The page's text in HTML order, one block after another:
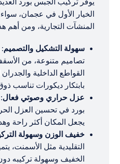
يوفر تركيب الجبس بورد
الخيار الأول في عجمان، سواء
المنشآت التجارية، ومن أهم
سهولة التشكيل والتصميم
تصاميم متنوعة، من
القواطع الداخلية
بابتكار ديكورات تناسب
عزل حراري وصوتي فعال
بورد في تحسين العزل
يجعل المكان أكثر راحة
خفيف الوزن وسهولة
التقليدية مثل الأسمنت،
الخفيف وسهولة تركيبه